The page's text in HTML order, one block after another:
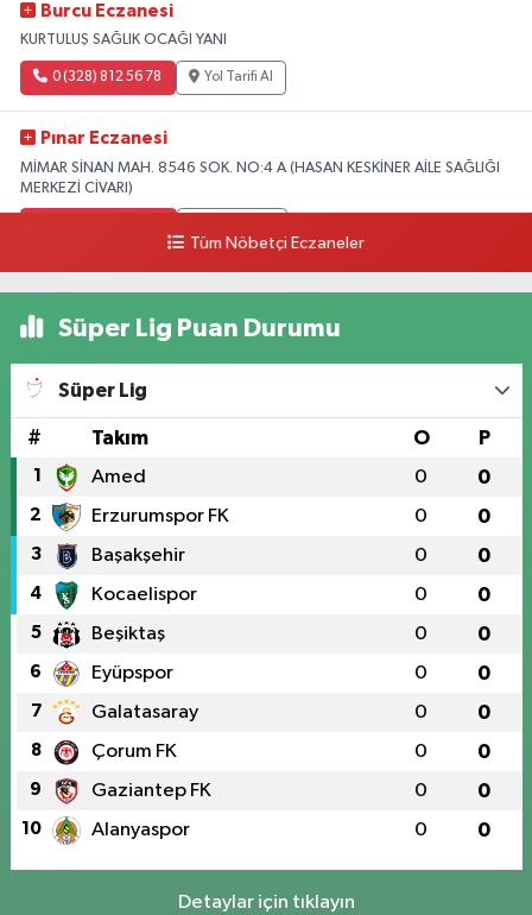
Burcu Eczanesi
KURTULUŞ SAĞLIK OCAĞI YANI
0 (328) 812 56 78 Yol Tarifi Al
Pınar Eczanesi
MİMAR SİNAN MAH. 8546 SOK. NO:4 A (HASAN KESKİNER AİLE SAĞLIĞI
MERKEZİ CİVARI)
Tüm Nöbetçi Eczaneler
Süper Lig Puan Durumu
Süper Lig
# Takım O P
1 Amed 0 0
2 Erzurumspor FK 0 0
3 Başakşehir 0 0
4 Kocaelispor 0 0
5 Beşiktaş 0 0
6 Eyüpspor 0 0
7 Galatasaray 0 0
8 Çorum FK 0 0
9 Gaziantep FK 0 0
10 Alanyaspor 0 0
Detaylar için tıklayın